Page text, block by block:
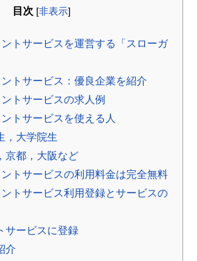
目次 [非表示]
トサービスを運営する「スローガ
トサービス：優良企業を紹介
トサービスの求人例
トサービスを使える人
，大学院生
京都，大阪など
トサービスの利用料金は完全無料
トサービス利用登録とサービスの
サービスに登録
介